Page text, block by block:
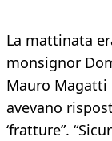
La mattinata
monsignor
Mauro Magatti
avevano
‘fratture”.